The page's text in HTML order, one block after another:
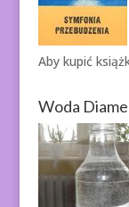
Aby kupić
Woda